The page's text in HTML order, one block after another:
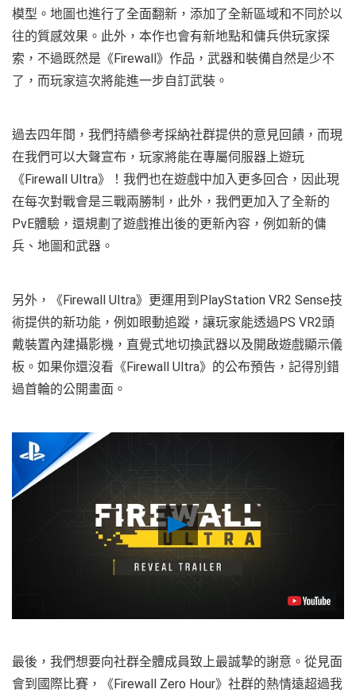
模型。地圖也進行了全面翻新，添加了全新區域和不同於以
往的質感效果。此外，本作也會有新地點和傭兵供玩家探
索，不過既然是《Firewall》作品，武器和裝備自然是少不
了，而玩家這次將能進一步自訂武裝。
過去四年間，我們持續參考採納社群提供的意見回饋，而現
在我們可以大聲宣布，玩家將能在專屬伺服器上遊玩
《Firewall Ultra》！我們也在遊戲中加入更多回合，因此現
在每次對戰會是三戰兩勝制，此外，我們更加入了全新的
PvE體驗，還規劃了遊戲推出後的更新內容，例如新的傭
兵、地圖和武器。
另外，《Firewall Ultra》更運用到PlayStation VR2 Sense技
術提供的新功能，例如眼動追蹤，讓玩家能透過PS VR2頭
戴裝置內建攝影機，直覺式地切換武器以及開啟遊戲顯示儀
板。如果你還沒看《Firewall Ultra》的公布預告，記得別錯
過首輪的公開畫面。
Play
Video
最後，我們想要向社群全體成員致上最誠摯的謝意。從見面
會到國際比賽，《Firewall Zero Hour》社群的熱情遠超過我